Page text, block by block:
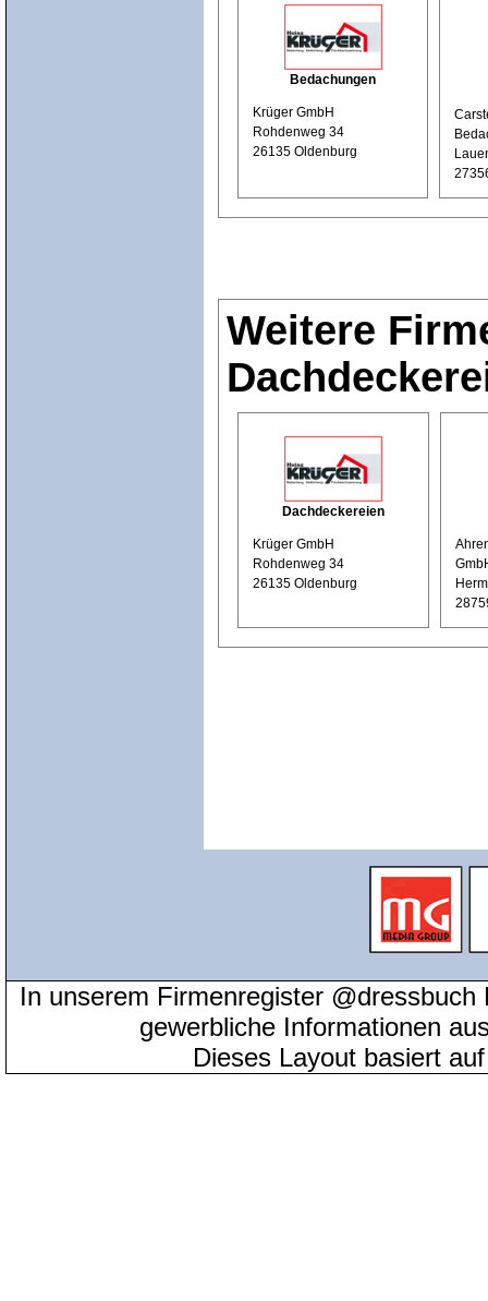
Bedachungen
Krüger GmbH
Rohdenweg 34
26135 Oldenburg
Weitere
Dachdeckereien
Krüger GmbH
Rohdenweg 34
26135 Oldenburg
In unserem Firmenregister
gewerbliche Informationen
Dieses Layout basiert